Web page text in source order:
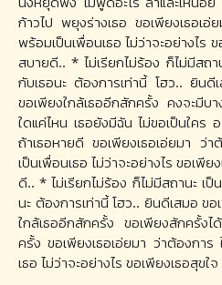
ก้าวไป พยุงร่างเธอ ขอเพียงเธอเอ่
พร้อมเป็นเพื่อนเธอ ไม่ว่าจะอย่างไร
สบายดี.. * ไม่เรียกไม่ร้อง ก็ไม่มีสถ
กับเธอนะ ต้องการเท่านี้ โฮว.. ยินดี
ขอเพียงใกล้เธออีกสักครั้ง คงจะมีบ
ใดแค่ไหน เธอยังมีฉัน ไม่ขอเป็นใคร
ถ้าเธอหายดี ขอเพียงเธอเอ่ยมา ว่
เป็นเพื่อนเธอ ไม่ว่าจะอย่างไร ขอเพีย
ดี.. * ไม่เรียกไม่ร้อง ก็ไม่มีสถานะ เ
นะ ต้องการเท่านี้ โฮว.. ยินดีเสมอ ข
ใกล้เธออีกสักครั้ง ขอเพียงสักครั้งไ
ครั้ง ขอเพียงเธอเอ่ยมา ว่าต้องการ
เธอ ไม่ว่าจะอย่างไร ขอเพียงเธอสุขใ